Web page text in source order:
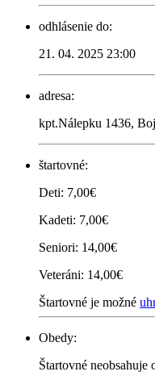
odhlásenie do:
21. 04. 2025 23:00
adresa:
kpt.Nálepku 1436,
štartovné:
Deti: 7,00€
Kadeti: 7,00€
Seniori: 14,00€
Veteráni: 14,00€
Štartovné je možné
Obedy:
Štartovné neobsahuje